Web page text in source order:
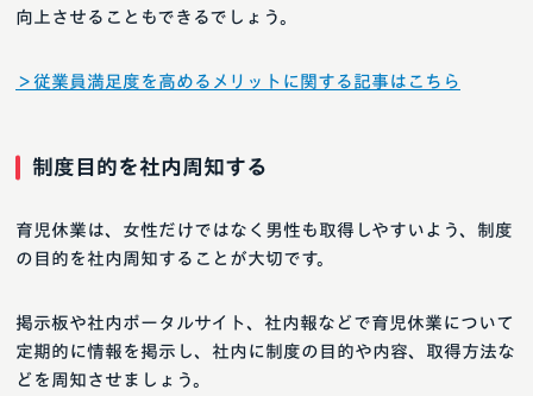
向上させることもできるでしょう。
＞従業員満足度を高めるメリットに関する記事はこちら
制度目的を社内周知する
育児休業は、女性だけではなく男性も取得しやすいよう、制度
の目的を社内周知することが大切です。
掲示板や社内ポータルサイト、社内報などで育児休業について
定期的に情報を掲示し、社内に制度の目的や内容、取得方法な
どを周知させましょう。